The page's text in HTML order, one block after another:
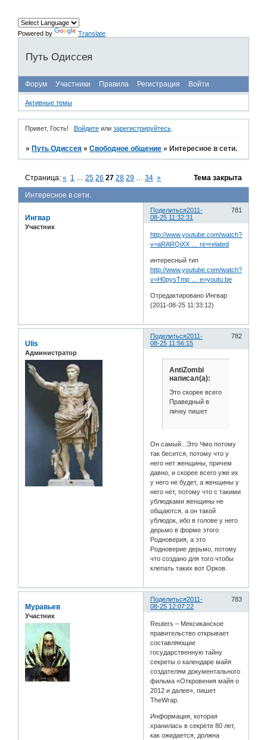
Powered by Translate
Путь Одиссея
Форум Участники Правила Регистрация Войти
Активные темы
Привет, Гость! Войдитеили зарегистрируйтесь.
» Путь Одиссея »Свободное общение » Интересное в сети.
Интересное в сети.
Страница:« 1 25 26 27 28 29 34 » Тема закрыта
Поделиться 781
2011-
08-25 11:32:31
Ингвар
Участник
http://www.youtube.com/watch?
v=aRARQiXX … re=related
интересный тип
http://www.youtube.com/watch?
v=H0pysTmp … e=youtu.be
Отредактировано Ингвар
(2011-08-25 11:33:12)
Поделиться 782
2011-
08-25 11:56:15
Ulis
Администратор
AntiZombi
написал(а):
Это скорее всего
Праведный в
личку пишет
Он самый...Это Чмо потому
так бесится, потому что у
него нет женщины, причем
давно, и скорее всего уже их
у него не будет, а женщины у
него нет, потому что с такими
ублюдками женщины не
общаются, а он такой
ублюдок, ибо в голове у него
дерьмо в форме этого
Родноверия, а это
Родноверие дерьмо, потому
что создано для того чтобы
клепать таких вот Орков.
Поделиться 783
2011-
08-25 12:07:22
Муравьев
Участник
Reuters – Мексиканское
правительство открывает
составляющие
государственную тайну
секреты о календаре майя
создателям документального
фильма «Откровения майя о
2012 и далее», пишет
TheWrap.
Информация, которая
хранилась в секрете 80 лет,
как ожидается, должна